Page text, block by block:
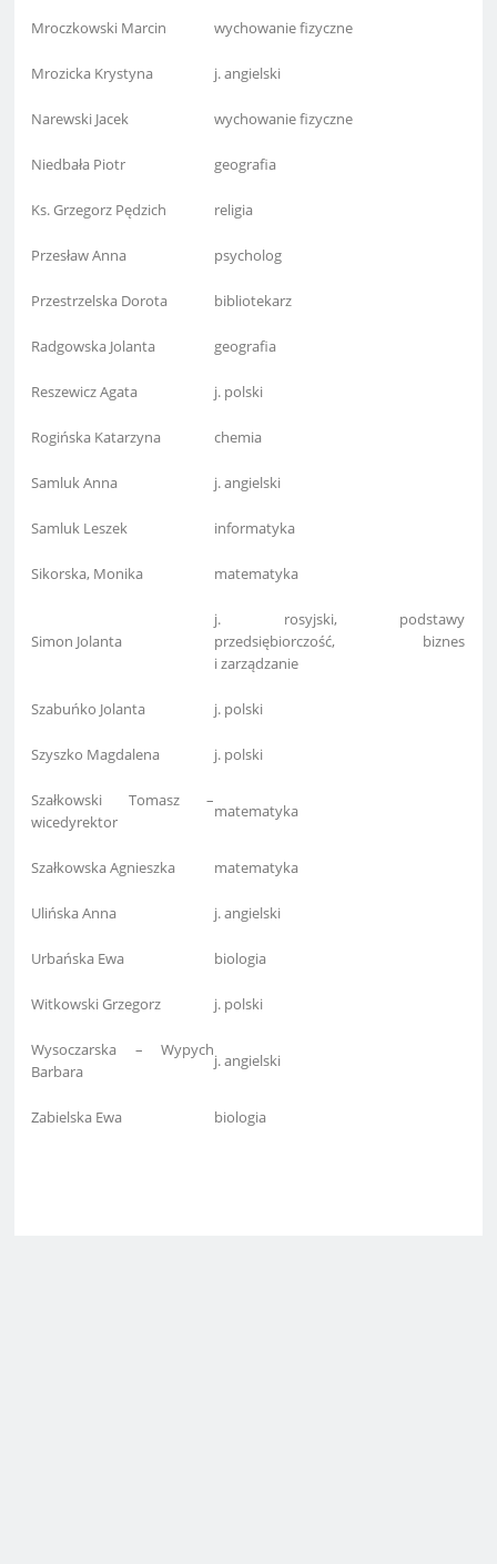
Mroczkowski Marcin wychowanie fizyczne
Mrozicka Krystyna j. angielski
Narewski Jacek wychowanie fizyczne
Niedbała Piotr geografia
Ks. Grzegorz Pędzich religia
Przesław Anna psycholog
Przestrzelska Dorota bibliotekarz
Radgowska Jolanta geografia
Reszewicz Agata j. polski
Rogińska Katarzyna chemia
Samluk Anna j. angielski
Samluk Leszek informatyka
Sikorska, Monika matematyka
Simon Jolanta
j. rosyjski, podstawy
przedsiębiorczość, biznes
i zarządzanie
Szabuńko Jolanta j. polski
Szyszko Magdalena j. polski
Szałkowski Tomasz –
wicedyrektor
matematyka
Szałkowska Agnieszka matematyka
Ulińska Anna j. angielski
Urbańska Ewa biologia
Witkowski Grzegorz j. polski
Wysoczarska – Wypych
Barbara
j. angielski
Zabielska Ewa biologia